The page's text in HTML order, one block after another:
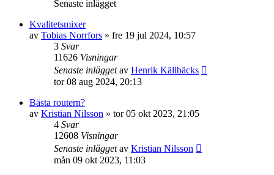
Senaste inlägget
Kvalitetsmixer
av Tobias Norrfors » fre 19 jul 2024, 10:57
3 Svar
11626 Visningar
Senaste inläggetav Henrik Källbäcks
tor 08 aug 2024, 20:13
Bästa routern?
av Kristian Nilsson » tor 05 okt 2023, 21:05
4 Svar
12608 Visningar
Senaste inläggetav Kristian Nilsson
mån 09 okt 2023, 11:03